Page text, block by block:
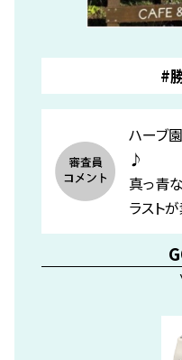
#
ハーブ
♪
真っ青
ラスト